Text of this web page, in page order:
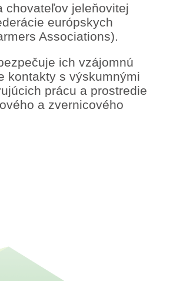
chovateľov jeleňovitej
európskych
Associations).
ich vzájomnú
kontakty s výskumnými
prácu a prostredie
a zvernicového